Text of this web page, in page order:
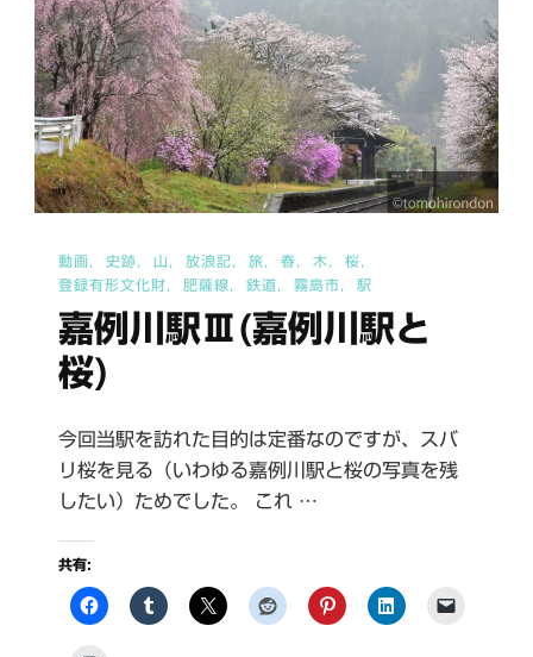
動画 史跡 山 放浪記 旅 春 木
桜
登録有形文化財
肥薩線 鉄道 霧島市 駅
嘉例川駅Ⅲ(嘉例川駅と
桜)
今回当駅を訪れた目的は定番なのですが、スバ
リ桜を見る（いわゆる嘉例川駅と桜の写真を残
したい）ためでした。 これ …
共有: